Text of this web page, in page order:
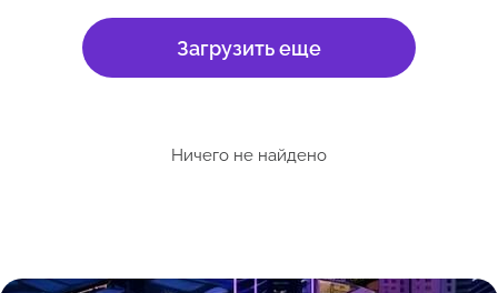
Загрузить еще
Ничего не найдено